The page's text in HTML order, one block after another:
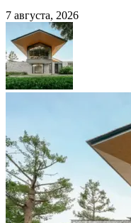
7 августа, 2026